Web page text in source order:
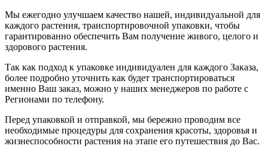
Мы ежегодно улучшаем качество нашей, индивидуальной для
каждого растения, транспортировочной упаковки, чтобы
гарантированно обеспечить Вам получение живого, целого и
здорового растения.
Так как подход к упаковке индивидуален для каждого Заказа,
более подробно уточнить как будет транспортироваться
именно Ваш заказ, можно у наших менеджеров по работе с
Регионами по телефону.
Перед упаковкой и отправкой, мы бережно проводим все
необходимые процедуры для сохранения красоты, здоровья и
жизнеспособности растения на этапе его путешествия до Вас.